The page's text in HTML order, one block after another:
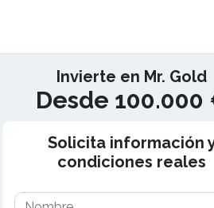
Invierte en Mr. Gold
Desde 100.000
Solicita información
condiciones reales